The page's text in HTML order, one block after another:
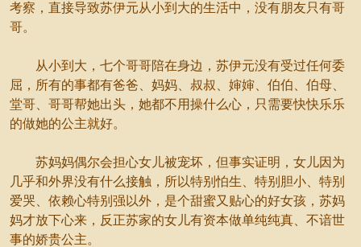
考察，直接导致苏伊元从小到大的生活中，没有朋友只有哥
哥。
从小到大，七个哥哥陪在身边，苏伊元没有受过任何委
屈，所有的事都有爸爸、妈妈、叔叔、婶婶、伯伯、伯母、
堂哥、哥哥帮她出头，她都不用操什么心，只需要快快乐乐
的做她的公主就好。
苏妈妈偶尔会担心女儿被宠坏，但事实证明，女儿因为
几乎和外界没有什么接触，所以特别怕生、特别胆小、特别
爱哭、依赖心特别强以外，是个甜蜜又贴心的好女孩，苏妈
妈才放下心来，反正苏家的女儿有资本做单纯纯真、不谙世
事的娇贵公主。